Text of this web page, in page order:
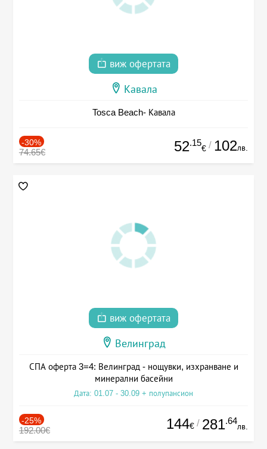
виж офертата
Кавала
Tosca Beach- Кавала
-30%
74.65€ 52.15
€ / 102лв.
виж офертата
Велинград
СПА оферта 3=4: Велинград - нощувки, изхранване и
минерални басейни
Дата: 01.07 - 30.09 + полупансион
-25%
192.00€ 144€ / 281.64
лв.